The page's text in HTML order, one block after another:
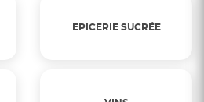
EPICERIE SUCRÉE